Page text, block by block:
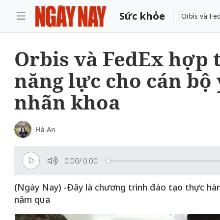
Sức khỏe Orbis và
Orbis và FedEx hợp
năng lực cho cán
nhãn khoa
Hà An
0:00/ 0:00
(Ngày Nay) -Đây là chương trình đào tạo thực
năm qua